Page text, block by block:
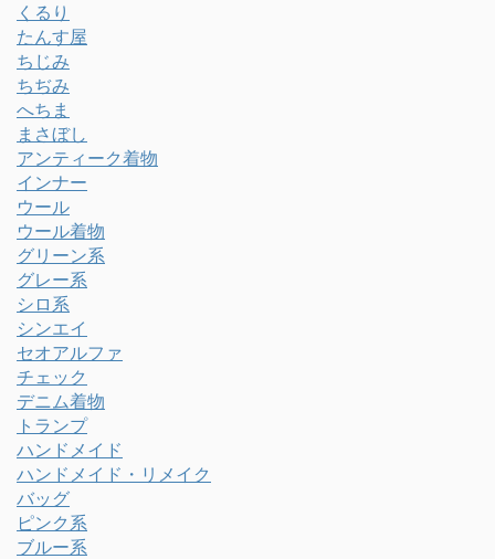
くるり
たんす屋
ちじみ
ちぢみ
へちま
まさぼし
アンティーク着物
インナー
ウール
ウール着物
グリーン系
グレー系
シロ系
シンエイ
セオアルファ
チェック
デニム着物
トランプ
ハンドメイド
ハンドメイド・リメイク
バッグ
ピンク系
ブルー系